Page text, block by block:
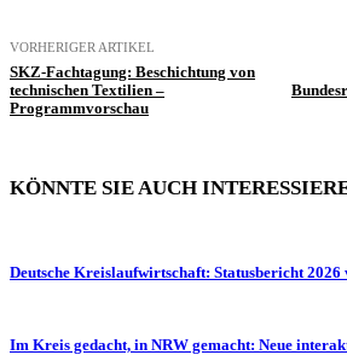
VORHERIGER ARTIKEL
SKZ-Fachtagung: Beschichtung von
technischen Textilien –
Programmvorschau
KÖNNTE SIE AUCH
Deutsche Kreislaufwirtschaft: Statusbericht
Im Kreis gedacht, in NRW gemacht: Neue